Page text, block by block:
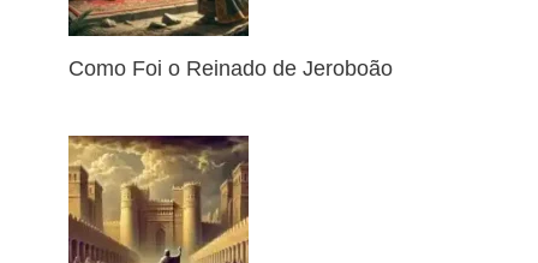
Como Foi o Reinado de Jeroboão